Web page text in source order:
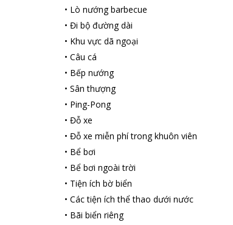
• Lò nướng barbecue
• Đi bộ đường dài
• Khu vực dã ngoại
• Câu cá
• Bếp nướng
• Sân thượng
• Ping-Pong
• Đỗ xe
• Đỗ xe miễn phí trong khuôn viên
• Bể bơi
• Bể bơi ngoài trời
• Tiện ích bờ biển
• Các tiện ích thể thao dưới nước
• Bãi biển riêng